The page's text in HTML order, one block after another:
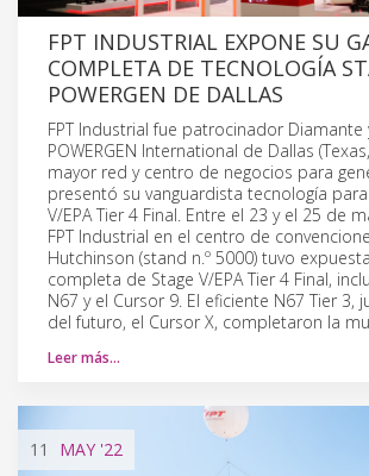
FPT INDUSTRIAL EXPONE SU
COMPLETA DE TECNOLOGÍA
POWERGEN DE DALLAS
FPT Industrial fue patrocinador
POWERGEN International de Dallas
mayor red y centro de negocios para
presentó su vanguardista tecnología
V/EPA Tier 4 Final. Entre el 23 y el 25 de
FPT Industrial en el centro de
Hutchinson (stand n.º 5000) tuvo
completa de Stage V/EPA Tier 4 Final,
N67 y el Cursor 9. El eficiente N67 Tier 3,
del futuro, el Cursor X, completaron la
Leer más…
11 MAY '22